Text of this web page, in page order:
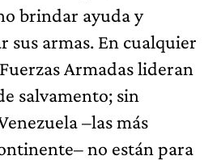
brindar ayuda y
sus armas. En cualquier
Armadas lideran
salvamento; sin
–las más
no están para